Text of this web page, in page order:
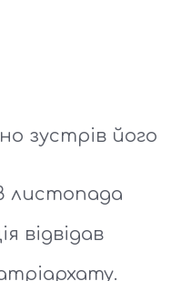
зустрів його
листопада
відвідав